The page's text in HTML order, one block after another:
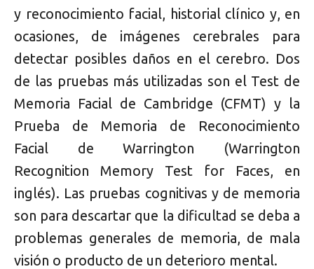
y reconocimiento facial, historial clínico y, en
ocasiones, de imágenes cerebrales para
detectar posibles daños en el cerebro. Dos
de las pruebas más utilizadas son el Test de
Memoria Facial de Cambridge (CFMT) y la
Prueba de Memoria de Reconocimiento
Facial de Warrington (Warrington
Recognition Memory Test for Faces, en
inglés). Las pruebas cognitivas y de memoria
son para descartar que la dificultad se deba a
problemas generales de memoria, de mala
visión o producto de un deterioro mental.